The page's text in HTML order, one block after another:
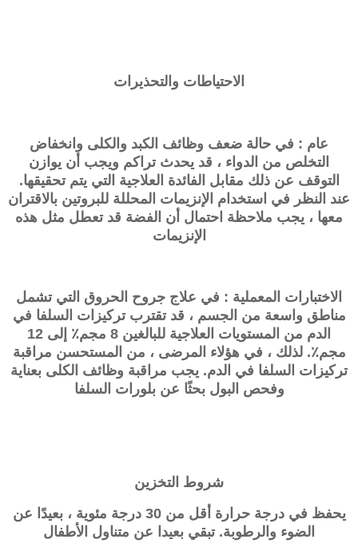
الاحتياطات والتحذيرات
عام : في حالة ضعف وظائف الكبد والكلى وانخفاض
التخلص من الدواء ، قد يحدث تراكم ويجب أن يوازن
التوقف عن ذلك مقابل الفائدة العلاجية التي يتم تحقيقها.
عند النظر في استخدام الإنزيمات المحللة للبروتين بالاقتران
معها ، يجب ملاحظة احتمال أن الفضة قد تعطل مثل هذه
الإنزيمات
الاختبارات المعملية : في علاج جروح الحروق التي تشمل
مناطق واسعة من الجسم ، قد تقترب تركيزات السلفا في
الدم من المستويات العلاجية للبالغين 8 مجم٪ إلى 12
مجم٪. لذلك ، في هؤلاء المرضى ، من المستحسن مراقبة
تركيزات السلفا في الدم. يجب مراقبة وظائف الكلى بعناية
وفحص البول بحثًا عن بلورات السلفا
شروط التخزين
يحفظ في درجة حرارة أقل من 30 درجة مئوية ، بعيدًا عن
الضوء والرطوبة. تبقي بعيدا عن متناول الأطفال